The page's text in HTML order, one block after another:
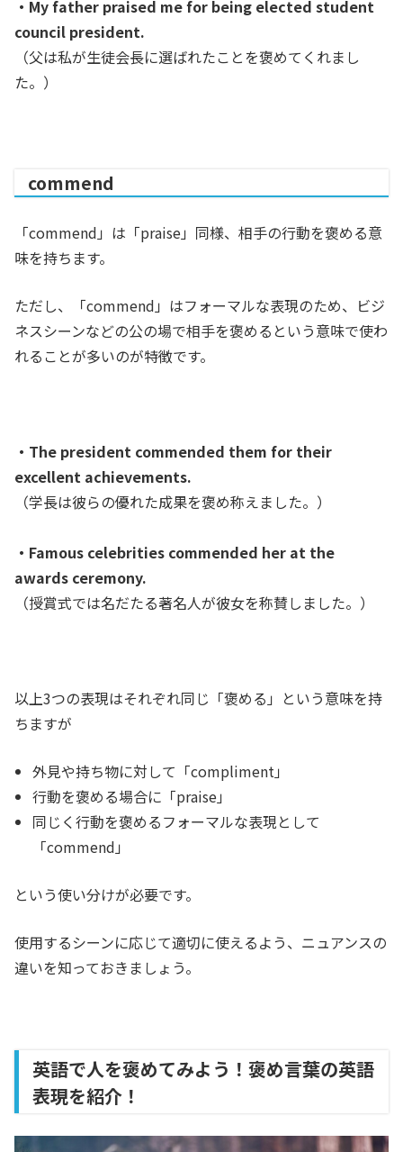
・My father praised me for being elected student
council president.
（父は私が生徒会長に選ばれたことを褒めてくれまし
た。）
commend
「commend」は「praise」同様、相手の行動を褒める意
味を持ちます。
ただし、「commend」はフォーマルな表現のため、ビジ
ネスシーンなどの公の場で相手を褒めるという意味で使わ
れることが多いのが特徴です。
・The president commended them for their
excellent achievements.
（学長は彼らの優れた成果を褒め称えました。）
・Famous celebrities commended her at the
awards ceremony.
（授賞式では名だたる著名人が彼女を称賛しました。）
以上3つの表現はそれぞれ同じ「褒める」という意味を持
ちますが
外見や持ち物に対して「compliment」
行動を褒める場合に「praise」
同じく行動を褒めるフォーマルな表現として
「commend」
という使い分けが必要です。
使用するシーンに応じて適切に使えるよう、ニュアンスの
違いを知っておきましょう。
英語で人を褒めてみよう！褒め言葉の英語
表現を紹介！